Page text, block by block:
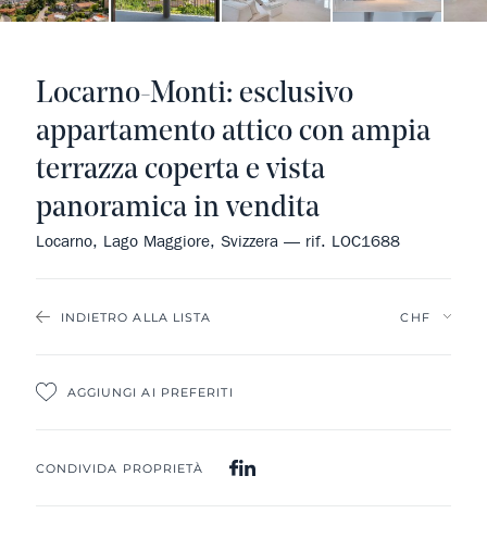
INDIETRO ALLA LISTA
AGGIUNGI AI PREFERITI
CONDIVIDA PROPRIETÀ
Locarno-Monti: esclusivo
appartamento attico con ampia
terrazza coperta e vista
panoramica in vendita
Locarno, Lago Maggiore, Svizzera — rif. LOC1688